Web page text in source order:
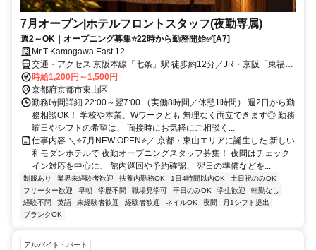
7月オープン|ホテルフロントスタッフ(夜勤専属)
週2～OK｜オープニング募集⭐22時から勤務開始✅[A7]
Mr.T Kamogawa East 12
交通・アクセス 京阪本線「七条」駅 徒歩約12分／JR・京阪「東福
寺」駅 徒歩約13分／JR・近鉄・地下鉄「京都」駅 徒歩約22分
時給1,200円～1,500円
京都府京都市東山区
勤務時間詳細 22:00～翌7:00 （実働8時間／休憩1時間） 週2日から勤
務相談OK！ 学校や本業、Wワークとも 無理なく両立できます◎ 勤務
曜日やシフトの希望は、 面接時にお気軽にご相談く...
仕事内容 ＼⭐7月NEW OPEN⭐／ 京都・東山エリアに誕生した 新しい
和モダンホテルで 夜勤オープニングスタッフ募集！ 夜間はチェック
イン対応を中心に、 館内巡回や予約確認、 翌日の準備などを...
制服あり 業界未経験者歓迎 扶養内勤務OK 1日4時間以内OK
土日祝のみOK
フリーター歓迎
早朝 学歴不問 職場見学可 平日のみOK 学生歓迎
転勤なし
経験不問
英語 未経験者歓迎 経験者歓迎 ネイルOK 夜間
月1シフト提出
ブランクOK
アルバイト・パート